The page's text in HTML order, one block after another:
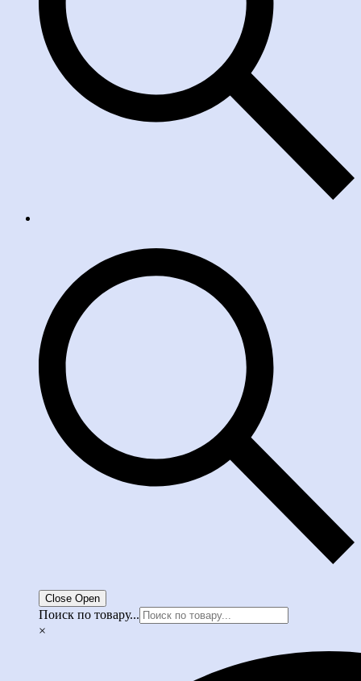
Close Open
Поиск по товару...
×